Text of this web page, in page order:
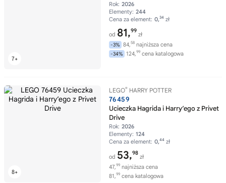
Rok: 2026
Elementy: 244
Cena za element: 0,34 zł
od 81,99
zł
-3% 84,58 najniższa cena
-34% 124,99 cena katalogowa
LEGO® HARRY POTTER
76459
Ucieczka Hagrida i Harry’ego z Privet
Drive
Rok: 2026
Elementy: 124
Cena za element: 0,44 zł
od 53,98
zł
47,99 najniższa cena
81,99 cena katalogowa